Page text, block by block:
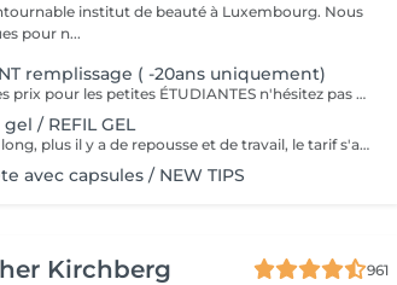
pour n...
remplissage ( -20ans uniquement)
Nous faisons des prix pour les petites ÉTUDIANTES n'hésitez pas a passer
/ REFIL GEL
Plus le délai est long, plus il y a de repousse et de travail, le tarif s'adapte donc au temps écoulé depuis votre dernier rendez-vous. Merci de choisir le remplissage adapté
avec capsules / NEW TIPS
Kirchberg
961